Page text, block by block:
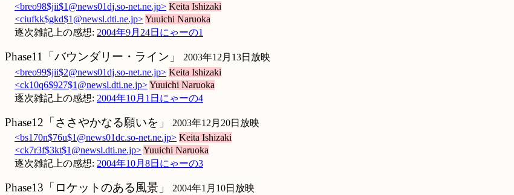
<breo98$jii$1@news01dj.so-net.ne.jp> Keita Ishizaki
<ciufkk$gkd$1@newsl.dti.ne.jp>Yuuichi Naruoka
逐次雑記上の感想: 2004年9月24日にゃーの1
Phase11「バウンダリー・ライン」
2003年12月13日放映
<breo99$jii$2@news01dj.so-net.ne.jp> Keita Ishizaki
<ck10q6$927$1@newsl.dti.ne.jp>Yuuichi Naruoka
逐次雑記上の感想: 2004年10月1日にゃーの4
Phase12「ささやかなる願いを」
2003年12月20日放映
<bs170n$76u$1@news01dc.so-net.ne.jp> Keita Ishizaki
<ck7r3f$3kt$1@newsl.dti.ne.jp>Yuuichi Naruoka
逐次雑記上の感想: 2004年10月8日にゃーの3
Phase13「ロケットのある風景」
2004年1月10日放映